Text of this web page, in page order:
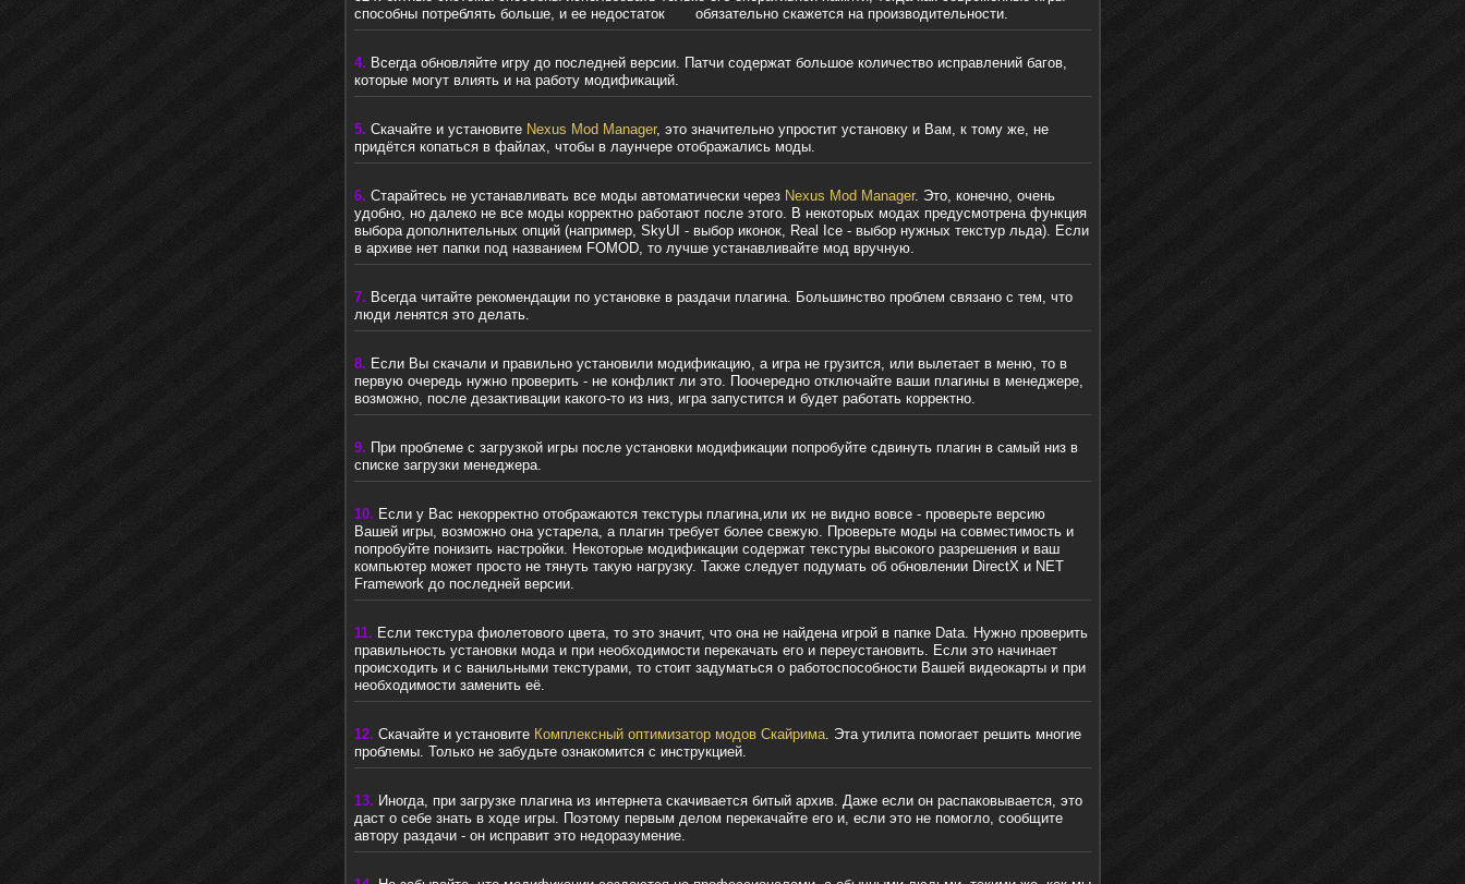
способны потреблять больше, и ее недостаток обязательно скажется на производительности.
4. Всегда обновляйте игру до последней версии. Патчи содержат большое количество исправлений багов,
которые могут влиять и на работу модификаций.
5. Скачайте и установите Nexus Mod Manager, это значительно упростит установку и Вам, к тому же, не
придётся копаться в файлах, чтобы в лаунчере отображались моды.
6. Старайтесь не устанавливать все моды автоматически через Nexus Mod Manager. Это, конечно, очень
удобно, но далеко не все моды корректно работают после этого. В некоторых модах предусмотрена функция
выбора дополнительных опций (например, SkyUI - выбор иконок, Real Ice - выбор нужных текстур льда). Если
в архиве нет папки под названием FOMOD, то лучше устанавливайте мод вручную.
7. Всегда читайте рекомендации по установке в раздачи плагина. Большинство проблем связано с тем, что
люди ленятся это делать.
8. Если Вы скачали и правильно установили модификацию, а игра не грузится, или вылетает в меню, то в
первую очередь нужно проверить - не конфликт ли это. Поочередно отключайте ваши плагины в менеджере,
возможно, после дезактивации какого-то из низ, игра запустится и будет работать корректно.
9. При проблеме с загрузкой игры после установки модификации попробуйте сдвинуть плагин в самый низ в
списке загрузки менеджера.
10. Если у Вас некорректно отображаются текстуры плагина,или их не видно вовсе - проверьте версию
Вашей игры, возможно она устарела, а плагин требует более свежую. Проверьте моды на совместимость и
попробуйте понизить настройки. Некоторые модификации содержат текстуры высокого разрешения и ваш
компьютер может просто не тянуть такую нагрузку. Также следует подумать об обновлении DirectX и NET
Framework до последней версии.
11. Если текстура фиолетового цвета, то это значит, что она не найдена игрой в папке Data. Нужно проверить
правильность установки мода и при необходимости перекачать его и переустановить. Если это начинает
происходить и с ванильными текстурами, то стоит задуматься о работоспособности Вашей видеокарты и при
необходимости заменить её.
12. Скачайте и установите Комплексный оптимизатор модов Скайрима. Эта утилита помогает решить многие
проблемы. Только не забудьте ознакомится с инструкцией.
13. Иногда, при загрузке плагина из интернета скачивается битый архив. Даже если он распаковывается, это
даст о себе знать в ходе игры. Поэтому первым делом перекачайте его и, если это не помогло, сообщите
автору раздачи - он исправит это недоразумение.